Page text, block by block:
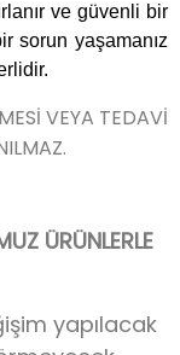
ve güvenli bir
sorun yaşamanız
VEYA TEDAVİ
ÜRÜNLERLE
yapılacak